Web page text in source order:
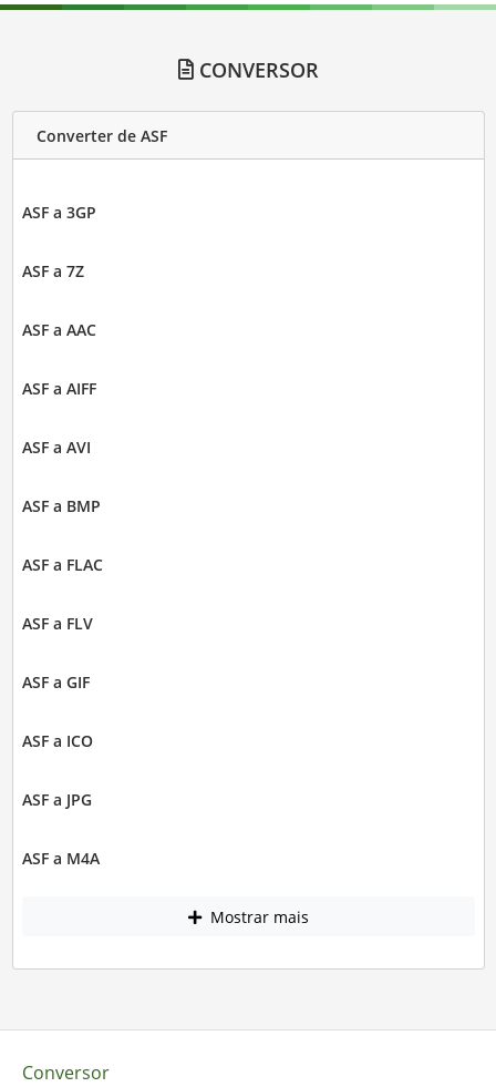
CONVERSOR
Converter de ASF
ASF a 3GP
ASF a 7Z
ASF a AAC
ASF a AIFF
ASF a AVI
ASF a BMP
ASF a FLAC
ASF a FLV
ASF a GIF
ASF a ICO
ASF a JPG
ASF a M4A
Mostrar mais
Conversor